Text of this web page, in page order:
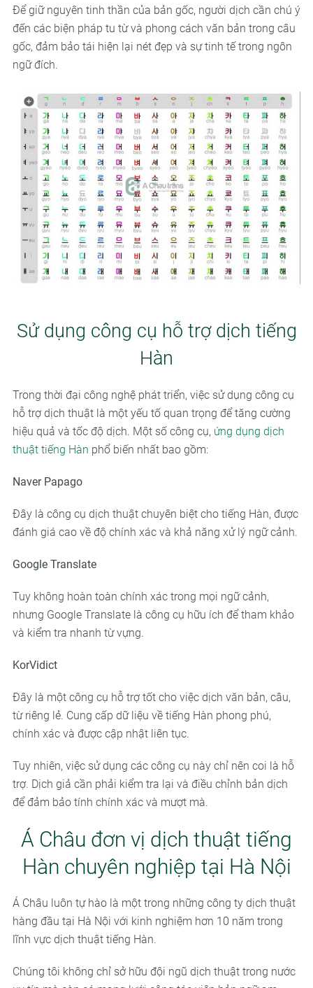
Để giữ nguyên tinh thần của bản gốc, người dịch cần chú ý
đến các biện pháp tu từ và phong cách văn bản trong câu
gốc, đảm bảo tái hiện lại nét đẹp và sự tinh tế trong ngôn
ngữ đích.
Sử dụng công cụ hỗ trợ dịch tiếng
Hàn
Trong thời đại công nghệ phát triển, việc sử dụng công cụ
hỗ trợ dịch thuật là một yếu tố quan trọng để tăng cường
hiệu quả và tốc độ dịch. Một số công cụ, ứng dụng dịch
thuật tiếng Hàn phổ biến nhất bao gồm:
Naver Papago
Đây là công cụ dịch thuật chuyên biệt cho tiếng Hàn, được
đánh giá cao về độ chính xác và khả năng xử lý ngữ cảnh.
Google Translate
Tuy không hoàn toàn chính xác trong mọi ngữ cảnh,
nhưng Google Translate là công cụ hữu ích để tham khảo
và kiểm tra nhanh từ vựng.
KorVidict
Đây là một công cụ hỗ trợ tốt cho việc dịch văn bản, câu,
từ riêng lẻ. Cung cấp dữ liệu về tiếng Hàn phong phú,
chính xác và được cập nhật liên tục.
Tuy nhiên, việc sử dụng các công cụ này chỉ nên coi là hỗ
trợ. Dịch giả cần phải kiểm tra lại và điều chỉnh bản dịch
để đảm bảo tính chính xác và mượt mà.
Á Châu đơn vị dịch thuật tiếng
Hàn chuyên nghiệp tại Hà Nội
Á Châu luôn tự hào là một trong những công ty dịch thuật
hàng đầu tại Hà Nội với kinh nghiệm hơn 10 năm trong
lĩnh vực dịch thuật tiếng Hàn.
Chúng tôi không chỉ sở hữu đội ngũ dịch thuật trong nước